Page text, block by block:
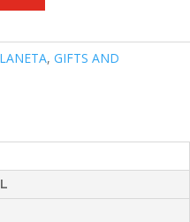
, GIFTS AND